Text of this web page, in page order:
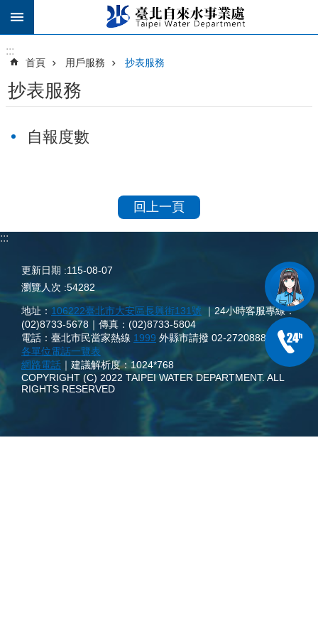
跳到主要內容區塊
:::
首頁 用戶服務 抄表服務
抄表服務
自報度數
回上一頁
:::
更新日期
115-08-07
瀏覽人次 54282
地址： 106222臺北市大安區長興街131號 ｜24小時客服專線：
(02)8733-5678｜傳真：(02)8733-5804
電話：臺北市民當家熱線 1999 外縣市請撥 02-27208889
本處
各單位電話一覽表
網路電話 ｜建議解析度：1024*768
COPYRIGHT (C) 2022 TAIPEI WATER DEPARTMENT. ALL
RIGHTS RESERVED